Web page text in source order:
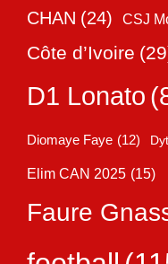
CHAN (24) CSJ
Côte d’Ivoire
D1 Lonato
Diomaye Faye (12)
Elim CAN 2025 (15)
Faure